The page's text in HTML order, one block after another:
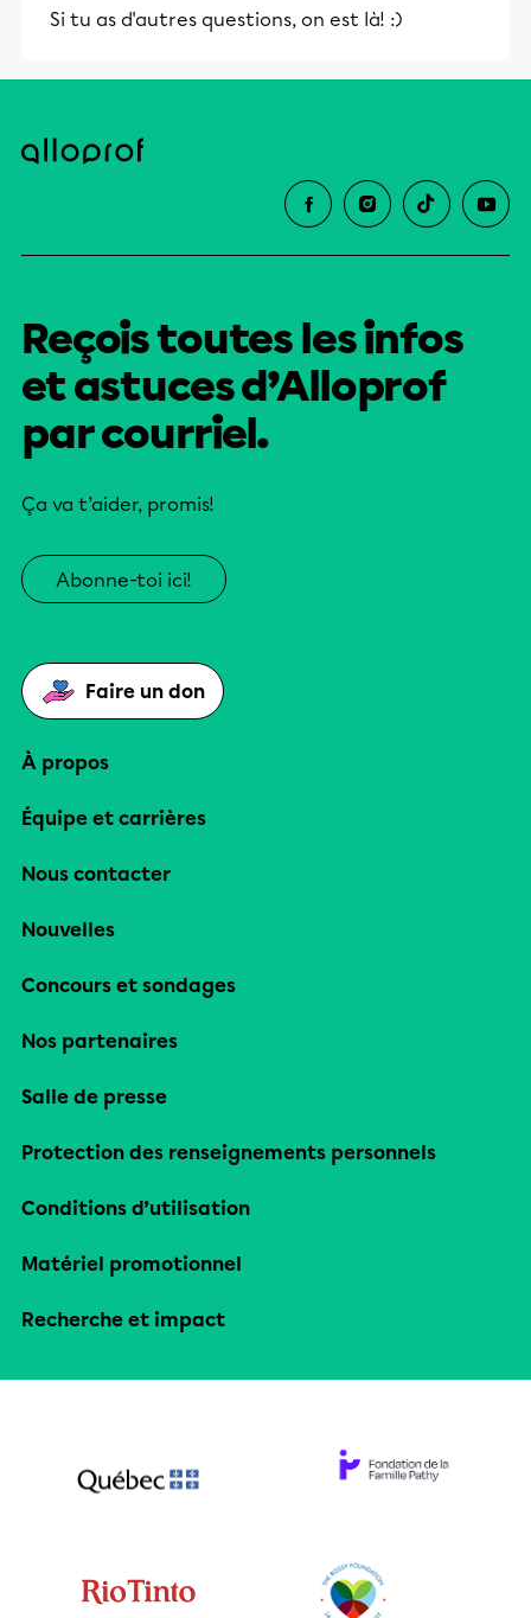
Si tu as d'autres questions, on est là! :)
Reçois toutes les infos
et astuces d’Alloprof
par courriel.
Ça va t’aider, promis!
Abonne-toi ici!
Faire un don
À propos
Équipe et carrières
Nous contacter
Nouvelles
Concours et sondages
Nos partenaires
Salle de presse
Protection des renseignements personnels
Conditions d’utilisation
Matériel promotionnel
Recherche et impact